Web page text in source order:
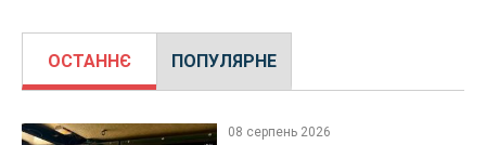
ОСТАННЄ ПОПУЛЯРНЕ
08 серпень 2026